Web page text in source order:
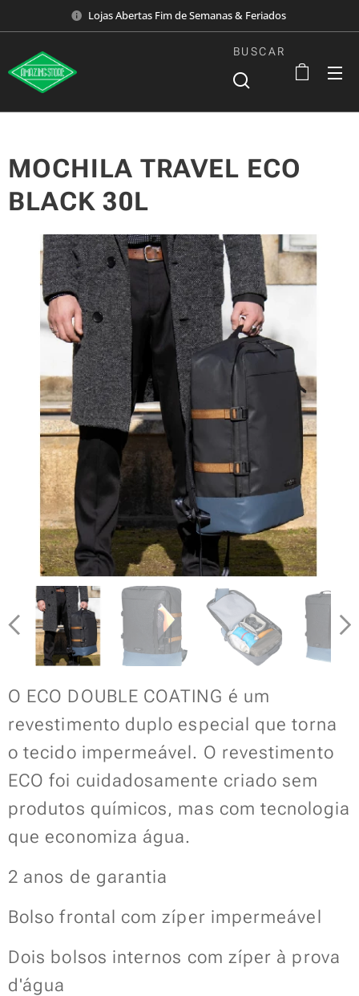
Lojas Abertas Fim de Semanas & Feriados
BUSCAR
MOCHILA TRAVEL ECO
BLACK 30L
O ECO DOUBLE COATING é um
revestimento duplo especial que torna
o tecido impermeável. O revestimento
ECO foi cuidadosamente criado sem
produtos químicos, mas com tecnologia
que economiza água.
2 anos de garantia
Bolso frontal com zíper impermeável
Dois bolsos internos com zíper à prova
d'água